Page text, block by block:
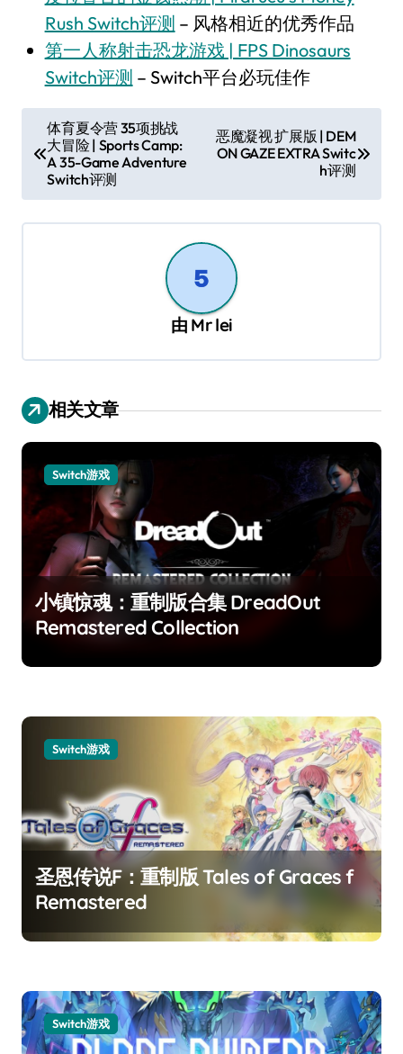
Rush Switch评测 – 风格相近的优秀作品
第一人称射击恐龙游戏 | FPS Dinosaurs
Switch评测 – Switch平台必玩佳作
章
体育夏令营 35项挑战
大冒险 | Sports Camp:
A 35-Game Adventure
Switch评测
恶魔凝视 扩展版 | DEM
ON GAZE EXTRA Switc
h评测
由 Mr lei
相关文章
Switch游戏
小镇惊魂：重制版合集 DreadOut
Remastered Collection
Switch游戏
圣恩传说F：重制版 Tales of Graces f
Remastered
Switch游戏